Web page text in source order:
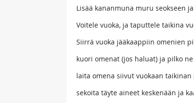
Lisää kananmuna muru seokseen
Voitele vuoka, ja taputtele taikina
Siirrä vuoka jääkaappiin omenien
kuori omenat (jos haluat) ja pilko
laita omena siivut vuokaan taikinan
sekoita täyte aineet keskenään ja